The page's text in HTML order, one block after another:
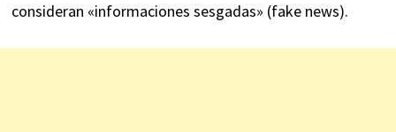
consideran «informaciones sesgadas» (fake news). ‎